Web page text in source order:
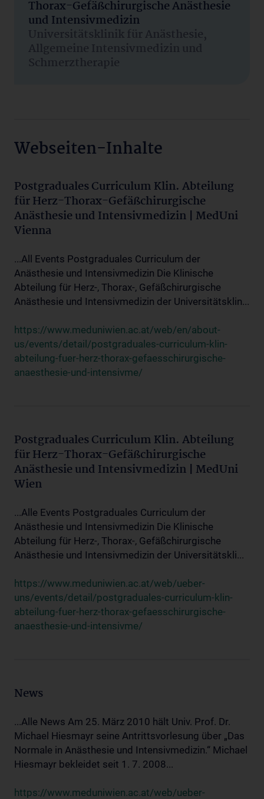
Thorax-Gefäßchirurgische Anästhesie
und Intensivmedizin
Universitätsklinik für Anästhesie,
Allgemeine Intensivmedizin und
Schmerztherapie
Webseiten-Inhalte
Postgraduales Curriculum Klin. Abteilung
für Herz-Thorax-Gefäßchirurgische
Anästhesie und Intensivmedizin | MedUni
Vienna
...All Events Postgraduales Curriculum der
Anästhesie und Intensivmedizin Die Klinische
Abteilung für Herz-, Thorax-, Gefäßchirurgische
Anästhesie und Intensivmedizin der Universitätsklin...
https://www.meduniwien.ac.at/web/en/about-
us/events/detail/postgraduales-curriculum-klin-
abteilung-fuer-herz-thorax-gefaesschirurgische-
anaesthesie-und-intensivme/
Postgraduales Curriculum Klin. Abteilung
für Herz-Thorax-Gefäßchirurgische
Anästhesie und Intensivmedizin | MedUni
Wien
...Alle Events Postgraduales Curriculum der
Anästhesie und Intensivmedizin Die Klinische
Abteilung für Herz-, Thorax-, Gefäßchirurgische
Anästhesie und Intensivmedizin der Universitätskli...
https://www.meduniwien.ac.at/web/ueber-
uns/events/detail/postgraduales-curriculum-klin-
abteilung-fuer-herz-thorax-gefaesschirurgische-
anaesthesie-und-intensivme/
News
...Alle News Am 25. März 2010 hält Univ. Prof. Dr.
Michael Hiesmayr seine Antrittsvorlesung über „Das
Normale in Anästhesie und Intensivmedizin.“ Michael
Hiesmayr bekleidet seit 1. 7. 2008...
https://www.meduniwien.ac.at/web/ueber-